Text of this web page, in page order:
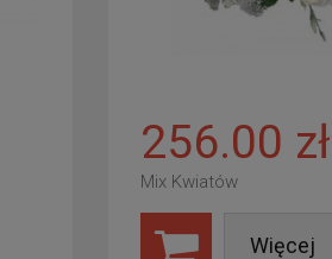
256.00 zł
Mix Kwiatów
Więcej